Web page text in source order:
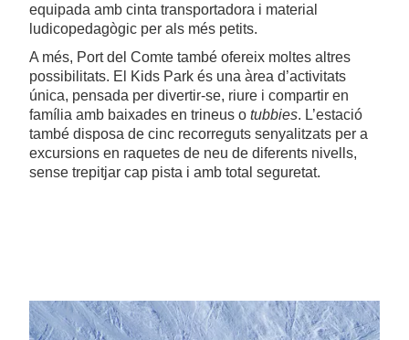
equipada amb cinta transportadora i material
ludicopedagògic per als més petits.
A més, Port del Comte també ofereix moltes altres
possibilitats. El Kids Park és una àrea d’activitats
única, pensada per divertir-se, riure i compartir en
família amb baixades en trineus o tubbies. L’estació
també disposa de cinc recorreguts senyalitzats per a
excursions en raquetes de neu de diferents nivells,
sense trepitjar cap pista i amb total seguretat.